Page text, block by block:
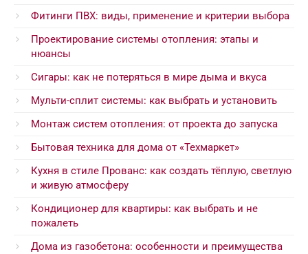
Фитинги ПВХ: виды, применение и критерии выбора
Проектирование системы отопления: этапы и
нюансы
Сигары: как не потеряться в мире дыма и вкуса
Мульти-сплит системы: как выбрать и установить
Монтаж систем отопления: от проекта до запуска
Бытовая техника для дома от «Техмаркет»
Кухня в стиле Прованс: как создать тёплую, светлую
и живую атмосферу
Кондиционер для квартиры: как выбрать и не
пожалеть
Дома из газобетона: особенности и преимущества